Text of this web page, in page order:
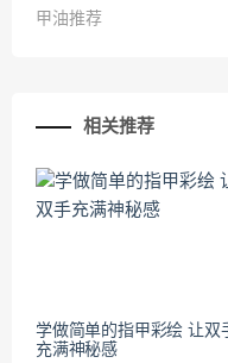
甲油推荐
相关推荐
学做简单的指甲彩绘 让双
充满神秘感